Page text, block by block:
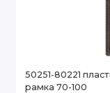
50251-80221
рамка 70-100